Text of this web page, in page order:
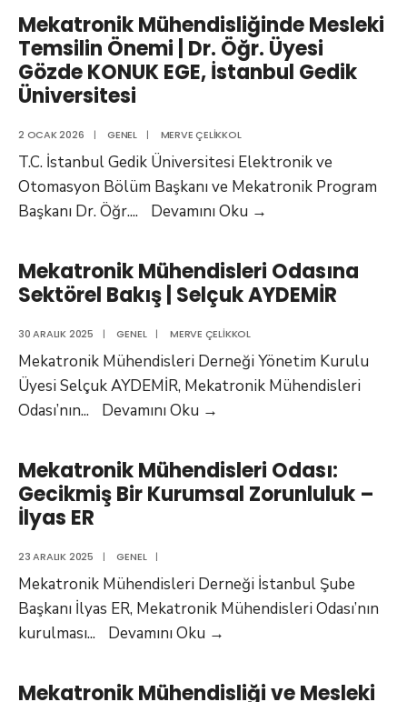
ve
Meslek
Odası
İhtiyacı
Öğr.
Gör.
Düzgün
ARSLAN
Dr.
Öğr.
Üyesi
Hamdullah
MERDANE,
Yeditepe
Mekatronik Mühendisliğinde Mesleki
Temsilin Önemi | Dr. Öğr. Üyesi
Gözde KONUK EGE, İstanbul Gedik
Üniversitesi
2 OCAK 2026 | GENEL | MERVE ÇELIKKOL
T.C. İstanbul Gedik Üniversitesi Elektronik ve
Otomasyon Bölüm Başkanı ve Mekatronik Program
Başkanı Dr. Öğr.... Devamını Oku →
Mesleki
Temsilin
Önemi
Dr.
Öğr.
EGE,
İstanbul
Mekatronik Mühendisleri Odasına
Sektörel Bakış | Selçuk AYDEMİR
30 ARALIK 2025 | GENEL | MERVE ÇELIKKOL
Mekatronik Mühendisleri Derneği Yönetim Kurulu
Üyesi Selçuk AYDEMİR, Mekatronik Mühendisleri
Odası’nın... Devamını Oku →
Odasına
Sektörel
Bakış
AYDEMİR
Mekatronik Mühendisleri Odası:
Gecikmiş Bir Kurumsal Zorunluluk –
İlyas ER
23 ARALIK 2025 | GENEL |
Mekatronik Mühendisleri Derneği İstanbul Şube
Başkanı İlyas ER, Mekatronik Mühendisleri Odası’nın
kurulması... Devamını Oku →
Odası:
Mekatronik Mühendisliği ve Mesleki